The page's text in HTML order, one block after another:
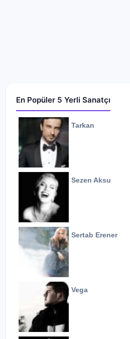
En Popüler 5 Yerli Sanatçı
Tarkan
Sezen Aksu
Sertab Erener
Vega